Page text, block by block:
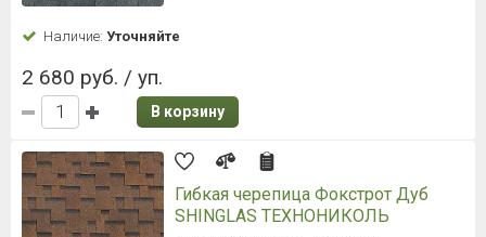
Наличие: Уточняйте
2 680 руб. / уп.
В корзину
Гибкая черепица Фокстрот Дуб
SHINGLAS ТЕХНОНИКОЛЬ